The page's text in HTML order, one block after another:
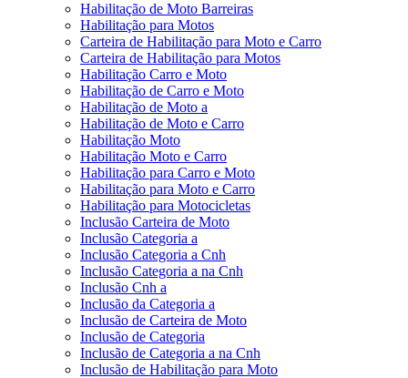
Habilitação de Moto Barreiras
Habilitação para Motos
Carteira de Habilitação para Moto e Carro
Carteira de Habilitação para Motos
Habilitação Carro e Moto
Habilitação de Carro e Moto
Habilitação de Moto a
Habilitação de Moto e Carro
Habilitação Moto
Habilitação Moto e Carro
Habilitação para Carro e Moto
Habilitação para Moto e Carro
Habilitação para Motocicletas
Inclusão Carteira de Moto
Inclusão Categoria a
Inclusão Categoria a Cnh
Inclusão Categoria a na Cnh
Inclusão Cnh a
Inclusão da Categoria a
Inclusão de Carteira de Moto
Inclusão de Categoria
Inclusão de Categoria a na Cnh
Inclusão de Habilitação para Moto